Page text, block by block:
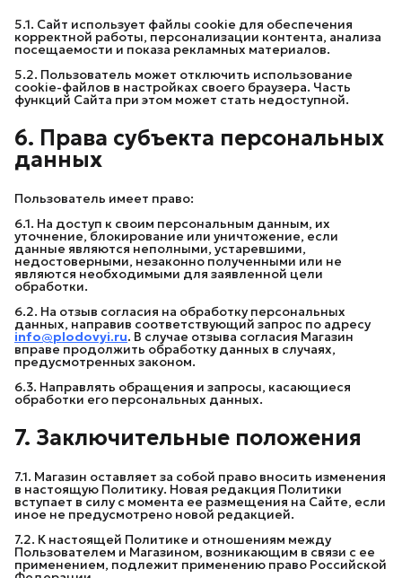
5.1. Сайт использует файлы cookie для обеспечения
корректной работы, персонализации контента, анализа
посещаемости и показа рекламных материалов.
5.2. Пользователь может отключить использование
cookie-файлов в настройках своего браузера. Часть
функций Сайта при этом может стать недоступной.
6. Права субъекта персональных
данных
Пользователь имеет право:
6.1. На доступ к своим персональным данным, их
уточнение, блокирование или уничтожение, если
данные являются неполными, устаревшими,
недостоверными, незаконно полученными или не
являются необходимыми для заявленной цели
обработки.
6.2. На отзыв согласия на обработку персональных
данных, направив соответствующий запрос по адресу
info@plodovyi.ru. В случае отзыва согласия Магазин
вправе продолжить обработку данных в случаях,
предусмотренных законом.
6.3. Направлять обращения и запросы, касающиеся
обработки его персональных данных.
7. Заключительные положения
7.1. Магазин оставляет за собой право вносить изменения
в настоящую Политику. Новая редакция Политики
вступает в силу с момента ее размещения на Сайте, если
иное не предусмотрено новой редакцией.
7.2. К настоящей Политике и отношениям между
Пользователем и Магазином, возникающим в связи с ее
применением, подлежит применению право Российской